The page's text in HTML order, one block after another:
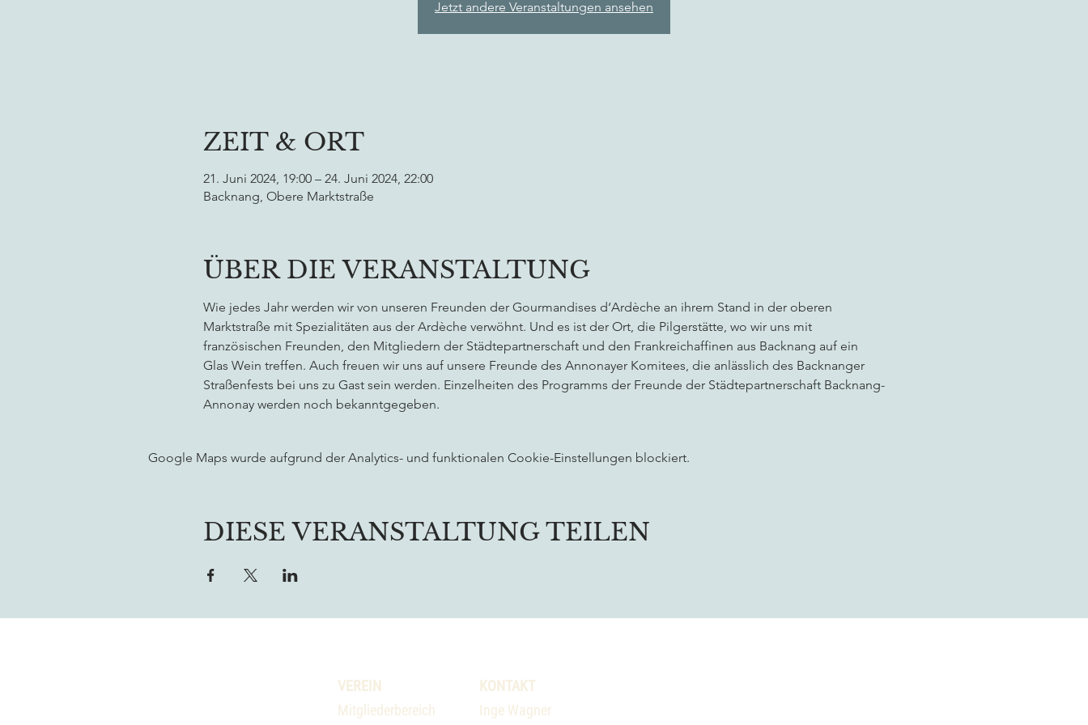
Jetzt andere Veranstaltungen ansehen
ZEIT & ORT
21. Juni 2024, 19:00 – 24. Juni 2024, 22:00
Backnang, Obere Marktstraße
ÜBER DIE VERANSTALTUNG
Wie jedes Jahr werden wir von unseren Freunden der Gourmandises d‘Ardèche an ihrem Stand in der oberen
Marktstraße mit Spezialitäten aus der Ardèche verwöhnt. Und es ist der Ort, die Pilgerstätte, wo wir uns mit
französischen Freunden, den Mitgliedern der Städtepartnerschaft und den Frankreichaffinen aus Backnang auf ein
Glas Wein treffen. Auch freuen wir uns auf unsere Freunde des Annonayer Komitees, die anlässlich des Backnanger
Straßenfests bei uns zu Gast sein werden. Einzelheiten des Programms der Freunde der Städtepartnerschaft Backnang-
Annonay werden noch bekanntgegeben.
Google Maps wurde aufgrund der Analytics- und funktionalen Cookie-Einstellungen blockiert.
DIESE VERANSTALTUNG TEILEN
VEREIN
Mitgliederbereich
KONTAKT
Inge Wagner